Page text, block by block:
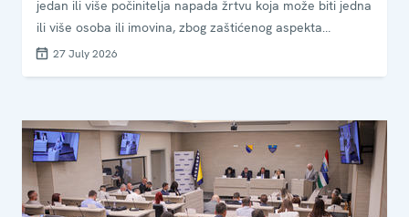
jedan ili više počinitelja napada žrtvu koja može biti jedna
ili više osoba ili imovina, zbog zaštićenog aspekta
identiteta te žrtve, kao što su vjera ili etničko porijeklo,
27 July 2026